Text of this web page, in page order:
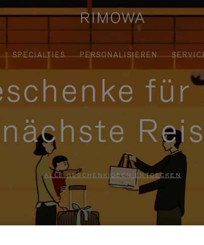
SPECIALTIES PERSONALISIEREN
für
nächste
ALLE GESCHENKIDEEN ENTDECKEN